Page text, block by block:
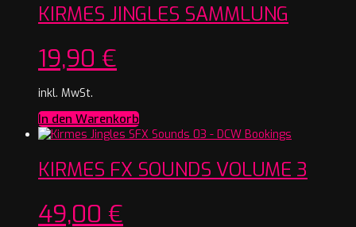
KIRMES JINGLES SAMMLUNG
19,90 €
inkl. MwSt.
In den Warenkorb
KIRMES FX SOUNDS VOLUME 3
49,00 €